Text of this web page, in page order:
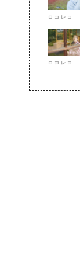
ロコレコ
ロコレコ